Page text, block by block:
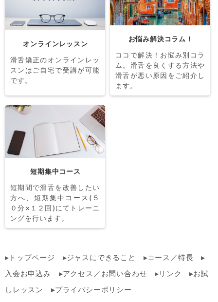
オンラインレッスン
滑舌矯正のオンラインレッ
スンはご自宅で受講が可能
です。
お悩み解決コラム！
ココで解決！お悩み別コラ
ム。滑舌を良くする方法や
滑舌が悪い原因をご紹介し
ます。
短期集中コース
短期間で滑舌を改善したい
方へ、短期集中コース(５
０分×１２回)にてトレーニ
ングを行います。
トップページ ジャスにできること コース／特長
入会お申込み アクセス／お問い合わせ リンク お試
しレッスン プライバシーポリシー